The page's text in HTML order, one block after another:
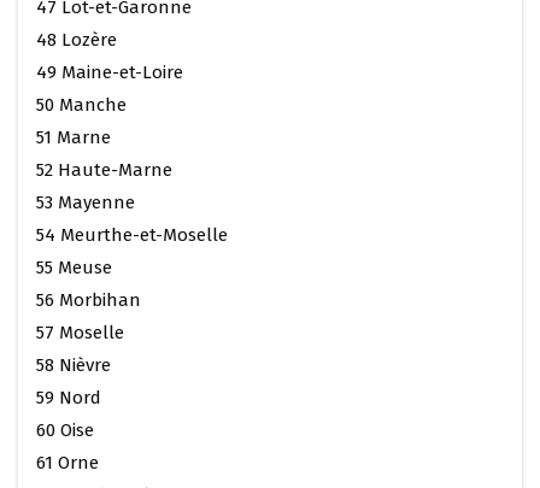
47 Lot-et-Garonne
48 Lozère
49 Maine-et-Loire
50 Manche
51 Marne
52 Haute-Marne
53 Mayenne
54 Meurthe-et-Moselle
55 Meuse
56 Morbihan
57 Moselle
58 Nièvre
59 Nord
60 Oise
61 Orne